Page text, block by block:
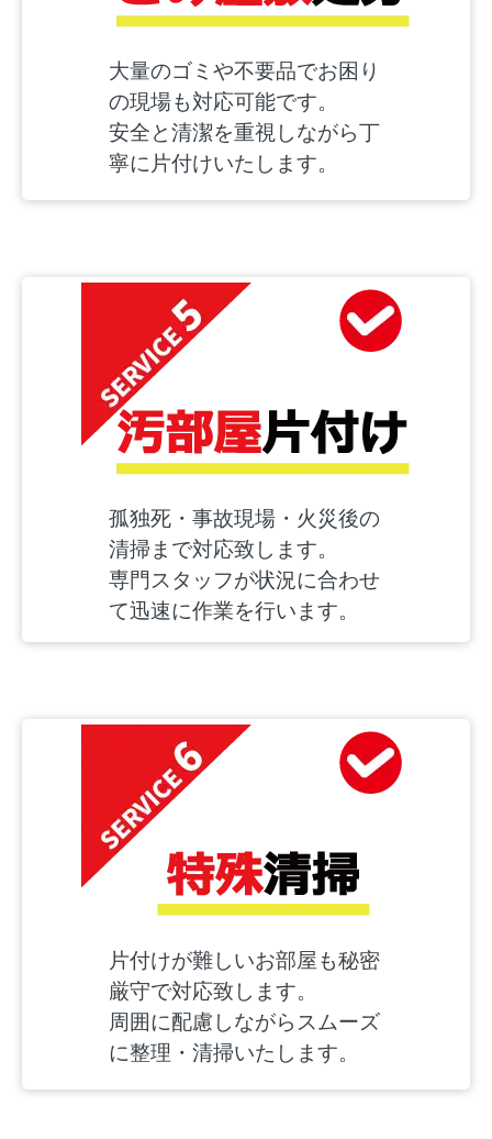
大量のゴミや不要品でお困り
の現場も対応可能です。
安全と清潔を重視しながら丁
寧に片付けいたします。
孤独死・事故現場・火災後の
清掃まで対応致します。
専門スタッフが状況に合わせ
て迅速に作業を行います。
片付けが難しいお部屋も秘密
厳守で対応致します。
周囲に配慮しながらスムーズ
に整理・清掃いたします。